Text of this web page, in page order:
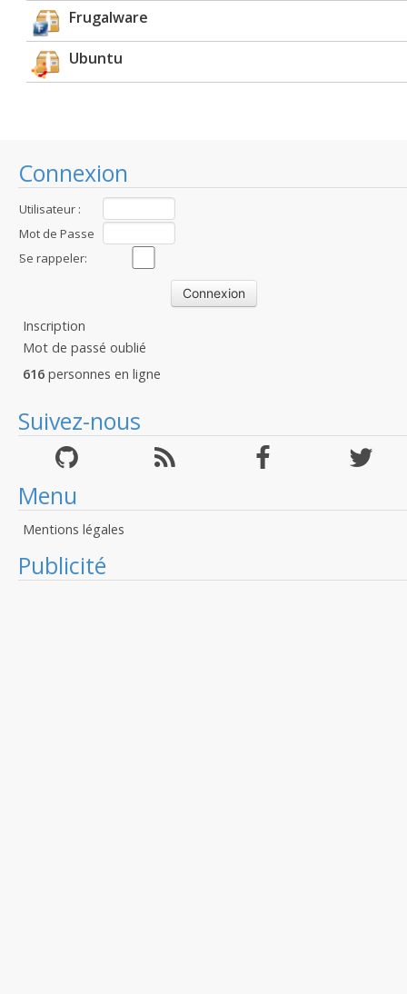
Connexion
Utilisateur :
Mot de Passe
:Se rappeler:
Inscription
Mot de passé oublié
616 personnes en ligne
Suivez-nous
Menu
Mentions légales
Publicité
Frugalware
Ubuntu